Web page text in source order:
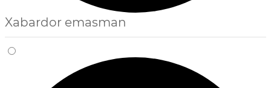
Xabardor emasman